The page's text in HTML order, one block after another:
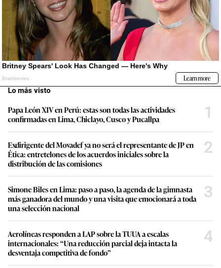
Lo más visto
Papa León XIV en Perú: estas son todas las actividades
confirmadas en Lima, Chiclayo, Cusco y Pucallpa
1
Exdirigente del Movadef ya no será el representante de JP en
Ética: entretelones de los acuerdos iniciales sobre la
distribución de las comisiones
2
Simone Biles en Lima: paso a paso, la agenda de la gimnasta
más ganadora del mundo y una visita que emocionará a toda
una selección nacional
3
Aerolíneas responden a LAP sobre la TUUA a escalas
internacionales: “Una reducción parcial deja intacta la
desventaja competitiva de fondo”
4